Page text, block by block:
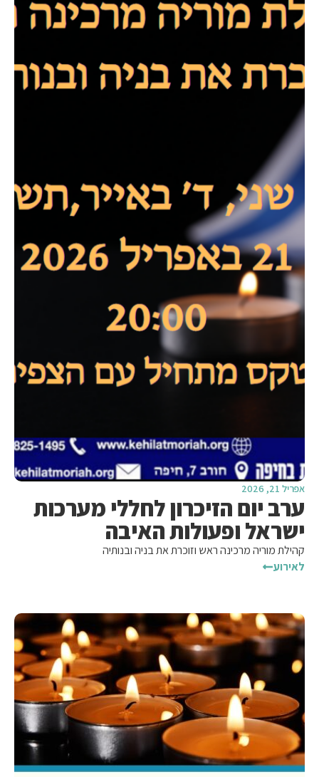
אפריל 21, 2026
ערב יום הזיכרון לחללי מערכות
ישראל ופעולות האיבה
קהילת מוריה מרכינה ראש וזוכרת את בניה ובנותיה
לאירוע